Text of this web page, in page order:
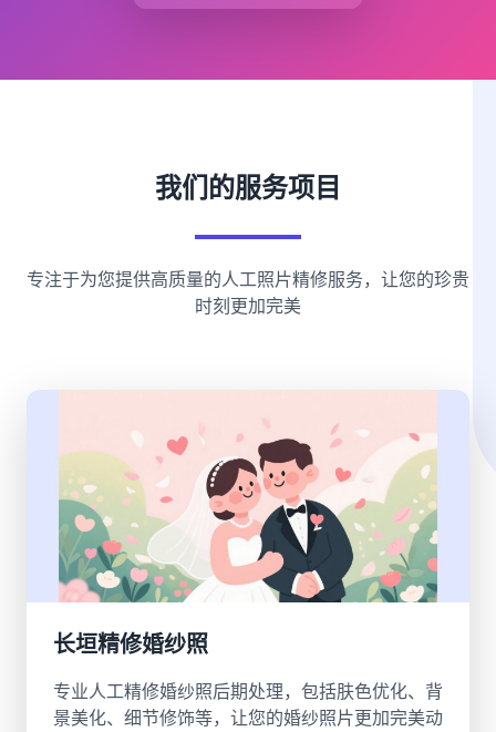
我们的服务项目
专注于为您提供高质量的人工照片精修服务，让您的珍贵
时刻更加完美
长垣精修婚纱照
专业人工精修婚纱照后期处理，包括肤色优化、背
景美化、细节修饰等，让您的婚纱照片更加完美动